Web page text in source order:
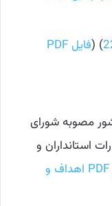
) (
فایل PDF
مصوبه شورای
استانداران و
فایل PDF اهداف و